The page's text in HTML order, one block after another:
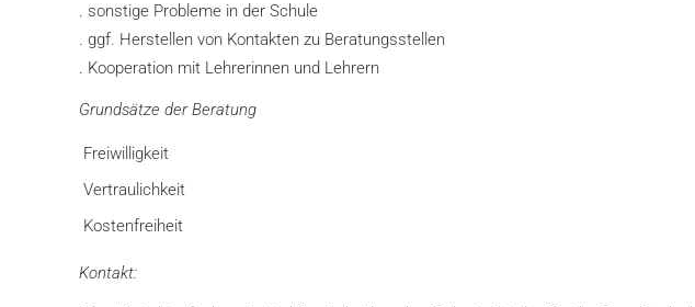
. sonstige Probleme in der Schule
. ggf. Herstellen von Kontakten zu Beratungsstellen
. Kooperation mit Lehrerinnen und Lehrern
Grundsätze der Beratung
Freiwilligkeit
Vertraulichkeit
Kostenfreiheit
Kontakt: